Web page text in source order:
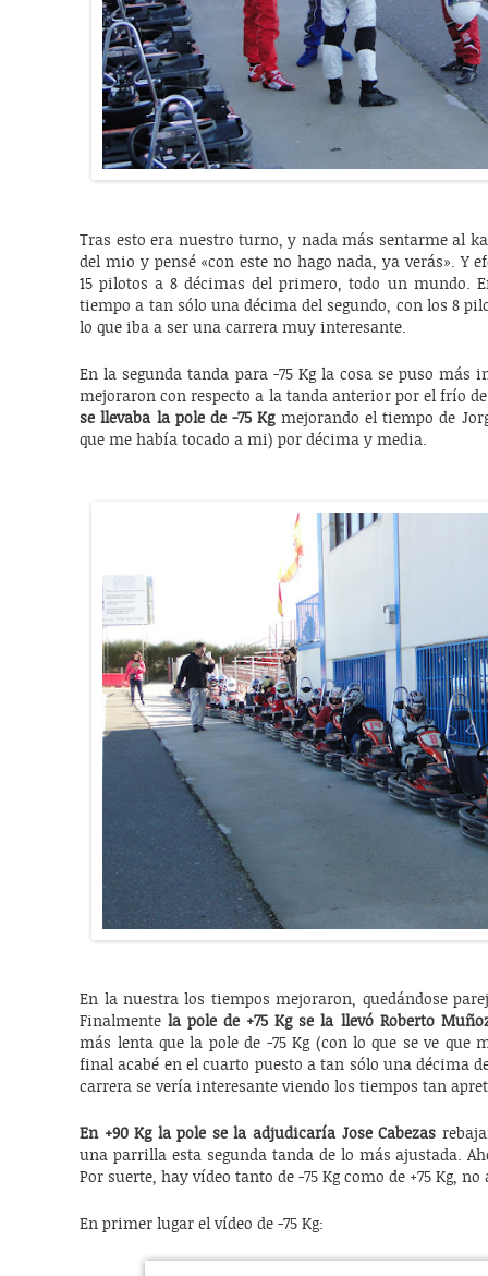
Tras esto era nuestro turno, y nada más sentarme al
del mio y pensé «con este no hago nada, ya verás». Y
15 pilotos a 8 décimas del primero, todo un mundo.
tiempo a tan sólo una décima del segundo, con los 8
lo que iba a ser una carrera muy interesante.
En la segunda tanda para -75 Kg la cosa se puso más
mejoraron con respecto a la tanda anterior por el frío
se llevaba la pole de -75 Kgmejorando el tiempo de
que me había tocado a mi) por décima y media.
En la nuestra los tiempos mejoraron, quedándose
Finalmentela pole de +75 Kg se la llevó Roberto
más lenta que la pole de -75 Kg (con lo que se ve
final acabé en el cuarto puesto a tan sólo una décima
carrera se vería interesante viendo los tiempos tan
En +90 Kg la pole se la adjudicaría Jose Cabezas
una parrilla esta segunda tanda de lo más ajustada.
Por suerte, hay vídeo tanto de -75 Kg como de +75 Kg, no
En primer lugar el vídeo de -75 Kg: